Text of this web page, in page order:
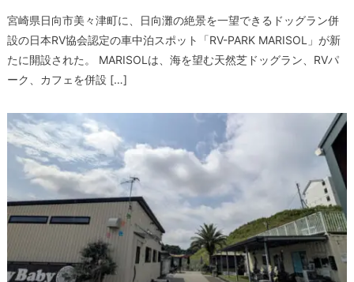
宮崎県日向市美々津町に、日向灘の絶景を一望できるドッグラン併
設の日本RV協会認定の車中泊スポット「RV-PARK MARISOL」が新
たに開設された。 MARISOLは、海を望む天然芝ドッグラン、RVパ
ーク、カフェを併設 […]